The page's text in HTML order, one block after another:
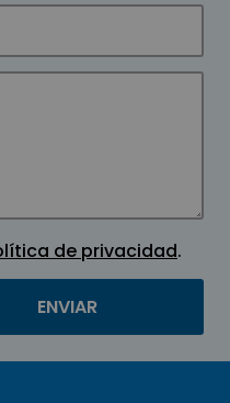
de privacidad.